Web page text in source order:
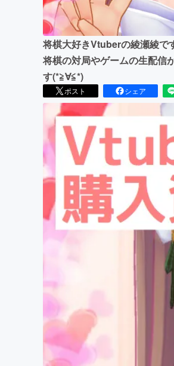
将棋大好きVtuberの綾瀬綾で
将棋の対局やゲームの生配信
す(*≧∀≦*)
ポスト シェア